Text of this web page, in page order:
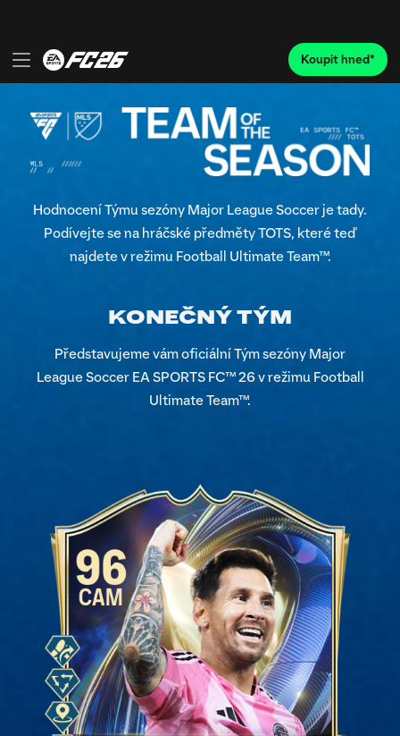
Hodnocení Týmu sezóny Major League Soccer je tady.
Podívejte se na hráčské předměty TOTS, které teď
najdete v režimu Football Ultimate Team™.
KONEČNÝ TÝM
Představujeme vám oficiální Tým sezóny Major
League Soccer EA SPORTS FC™ 26 v režimu Football
Ultimate Team™.